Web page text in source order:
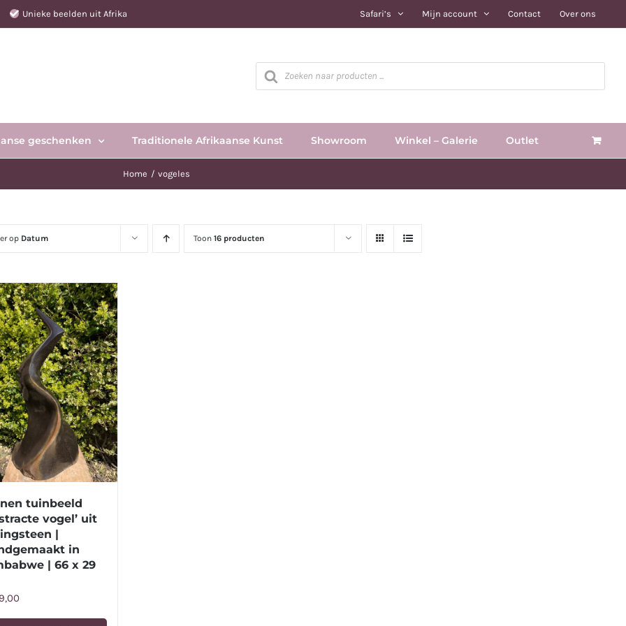
Unieke beelden uit Afrika Safari’s Mijn account Contact Over ons
Producten
zoeken
geschenken Traditionele Afrikaanse Kunst Showroom Winkel – Galerie Outlet
Home vogeles
op Datum Toon16 producten
tuinbeeld
vogel’ uit
|
in
| 66 x 29